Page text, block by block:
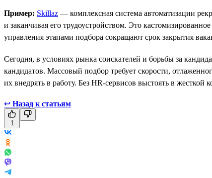
Пример: Skillaz — комплексная система автоматизации
и заканчивая его трудоустройством. Это
управления этапами подбора сокращают срок закрытия
Сегодня, в условиях рынка соискателей и борьбы за
кандидатов. Массовый подбор требует скорости,
их внедрять в работу. Без HR-сервисов выстоять в
↩ Назад к статьям
1